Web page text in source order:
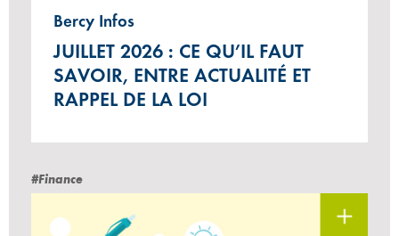
Bercy Infos
JUILLET 2026 : CE QU’IL FAUT
SAVOIR, ENTRE ACTUALITÉ ET
RAPPEL DE LA LOI
#Finance